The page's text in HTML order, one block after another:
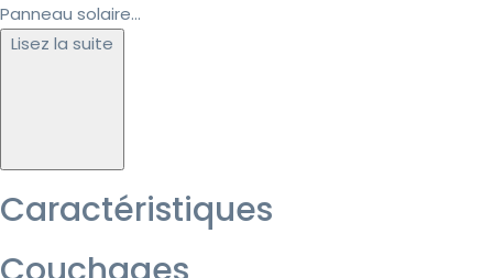
Panneau solaire...
Lisez la suite
Caractéristiques